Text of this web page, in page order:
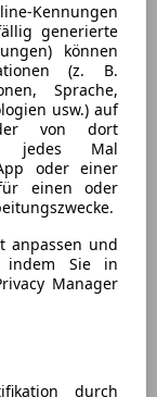
Kennungen
generierte
können
(z. B.
Sprache,
usw.) auf
von dort
jedes Mal
oder einer
einen oder
anpassen und
indem Sie in
Manager
durch